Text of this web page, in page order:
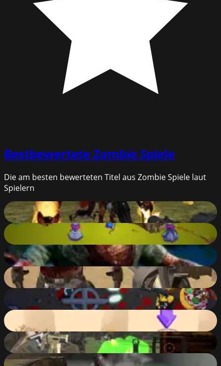
BestbewerteteZombie Spiele
Die am besten bewerteten Titel aus Zombie Spiele laut
Spielern
Realistic Zombie Survival Warfare
90%
Archer.ro
90
Dead Outbreak
90%
Brutal Zombies
90%
Puppets Cemetery
90%
Frankenstein Go
90
%
Extreme Pixel Gun Apocalypse 3
89%
Zombie Apocalypse Tunnel Survival